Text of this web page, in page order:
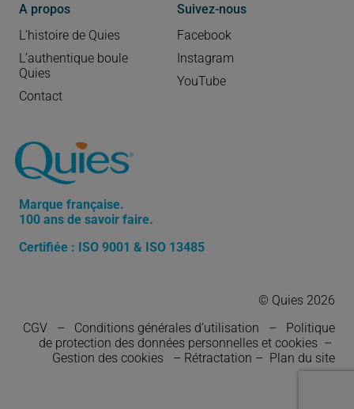
Marque française.
100 ans de savoir faire.
Certifiée : ISO 9001 & ISO 13485
A propos
L’histoire de Quies
L’authentique boule
Quies
Contact
Suivez-nous
Facebook
Instagram
YouTube
© Quies 2026
CGV – Conditions générales d’utilisation – Politique
de protection des données personnelles et cookies –
Gestion des cookies – Rétractation – Plan du site